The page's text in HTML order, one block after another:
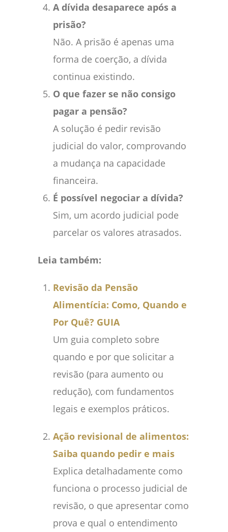
A dívida desaparece após a
prisão?
Não. A prisão é apenas uma
forma de coerção, a dívida
continua existindo.
O que fazer se não consigo
pagar a pensão?
A solução é pedir revisão
judicial do valor, comprovando
a mudança na capacidade
financeira.
É possível negociar a dívida?
Sim, um acordo judicial pode
parcelar os valores atrasados.
Leia também:
Revisão da Pensão
Alimentícia: Como, Quando e
Por Quê? GUIA
Um guia completo sobre
quando e por que solicitar a
revisão (para aumento ou
redução), com fundamentos
legais e exemplos práticos.
Ação revisional de alimentos:
Saiba quando pedir e mais
Explica detalhadamente como
funciona o processo judicial de
revisão, o que apresentar como
prova e qual o entendimento